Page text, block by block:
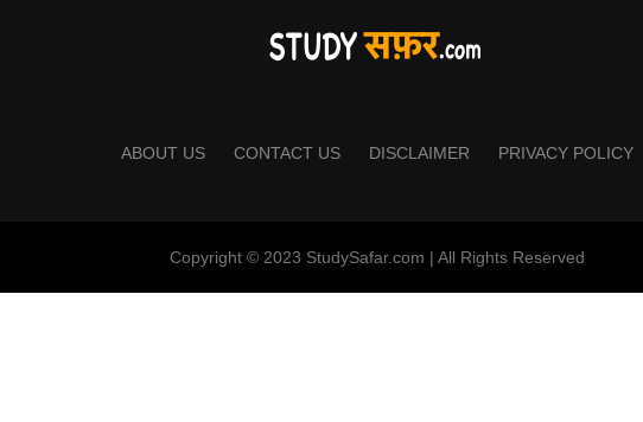
ABOUT US CONTACT US DISCLAIMER PRIVACY POLICY
Copyright © 2023 StudySafar.com | All Rights Reserved